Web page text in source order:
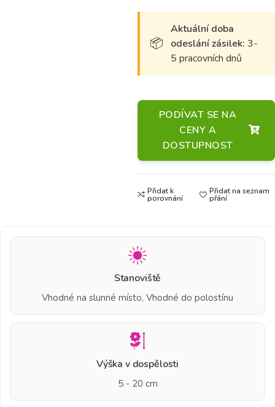
Aktuální doba
odeslání zásilek: 3-
5 pracovních dnů
PODÍVAT SE NA
CENY A
DOSTUPNOST
Přidat k
porovnání
Přidat na seznam
přání
Stanoviště
Vhodné na slunné místo, Vhodné do polostínu
Výška v dospělosti
5 - 20 cm